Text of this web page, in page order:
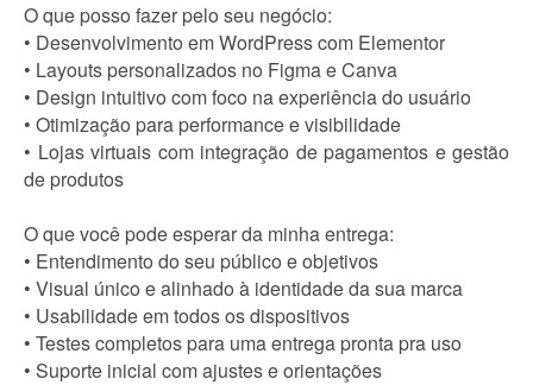
O que posso fazer pelo seu negócio:
• Desenvolvimento em WordPress com Elementor
• Layouts personalizados no Figma e Canva
• Design intuitivo com foco na experiência do usuário
• Otimização para performance e visibilidade
• Lojas virtuais com integração de pagamentos e gestão
de produtos
O que você pode esperar da minha entrega:
• Entendimento do seu público e objetivos
• Visual único e alinhado à identidade da sua marca
• Usabilidade em todos os dispositivos
• Testes completos para uma entrega pronta pra uso
• Suporte inicial com ajustes e orientações